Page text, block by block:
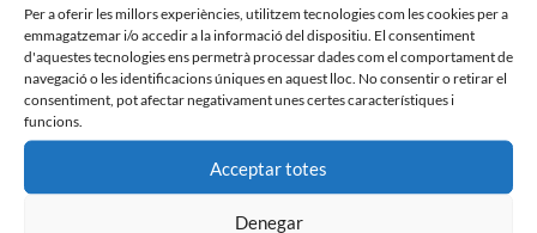
Per a oferir les millors experiències, utilitzem tecnologies com les cookies per a
emmagatzemar i/o accedir a la informació del dispositiu. El consentiment
d'aquestes tecnologies ens permetrà processar dades com el comportament de
navegació o les identificacions úniques en aquest lloc. No consentir o retirar el
consentiment, pot afectar negativament unes certes característiques i
funcions.
Acceptar totes
Denegar
REACCIONS DESPRÉS DE LA DERROTA CONTRA EL